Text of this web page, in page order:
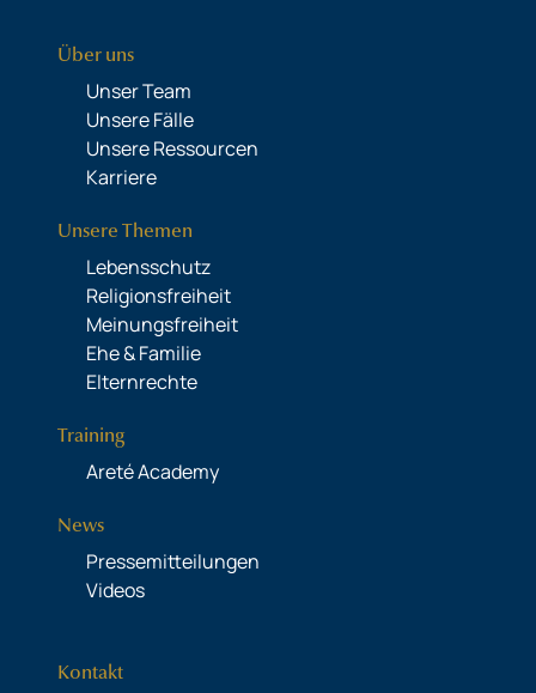
Über uns
Unser Team
Unsere Fälle
Unsere Ressourcen
Karriere
Unsere Themen
Lebensschutz
Religionsfreiheit
Meinungsfreiheit
Ehe & Familie
Elternrechte
Training
Areté Academy
News
Pressemitteilungen
Videos
Kontakt